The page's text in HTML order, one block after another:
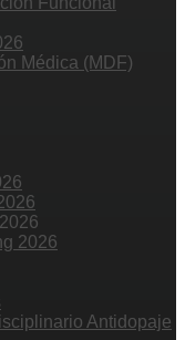
Médica (MDF)
2026
Antidopaje